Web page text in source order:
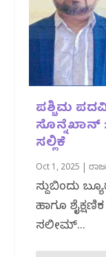
ಪಶ್ಚಿಮ
ಸೊನ್ನೆಖಾನ್
ಸಲ್ಲಿಕೆ
Oct 1, 2025 |
ಸುದ್ದಿಬಿಂದು
ಹಾಗೂ
ಸಲೀಮ್...